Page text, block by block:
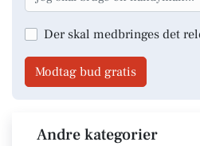
Der skal medbringes det
Modtag bud gratis
Andre kategorier